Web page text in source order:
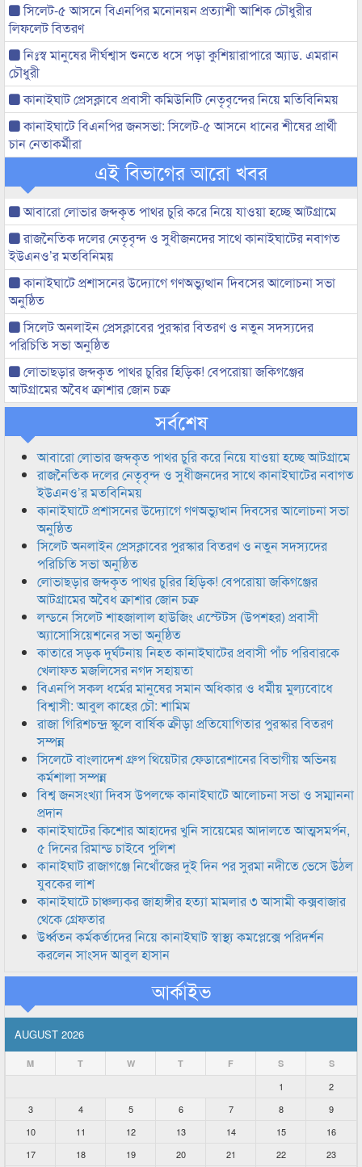
সিলেট-৫ আসনে বিএনপির মনোনয়ন প্রত্যাশী আশিক চৌধুরীর
লিফলেট বিতরণ
নিঃস্ব মানুষের দীর্ঘশ্বাস শুনতে ধসে পড়া কুশিয়ারাপারে অ্যাড. এমরান
চৌধুরী
কানাইঘাট প্রেসক্লাবে প্রবাসী কমিউনিটি নেতৃবৃন্দের নিয়ে মতিবিনিময়
কানাইঘাটে বিএনপির জনসভা: সিলেট-৫ আসনে ধানের শীষের প্রার্থী
চান নেতাকর্মীরা
এই বিভাগের আরো খবর
আবারো লোভার জব্দকৃত পাথর চুরি করে নিয়ে যাওয়া হচ্ছে আটগ্রামে
রাজনৈতিক দলের নেতৃবৃন্দ ও সুধীজনদের সাথে কানাইঘাটের নবাগত
ইউএনও’র মতবিনিময়
কানাইঘাটে প্রশাসনের উদ্যোগে গণঅভ্যুত্থান দিবসের আলোচনা সভা
অনুষ্ঠিত
সিলেট অনলাইন প্রেসক্লাবের পুরস্কার বিতরণ ও নতুন সদস্যদের
পরিচিতি সভা অনুষ্ঠিত
লোভাছড়ার জব্দকৃত পাথর চুরির হিড়িক! বেপরোয়া জকিগঞ্জের
আটগ্রামের অবৈধ ক্রাশার জোন চক্র
সর্বশেষ
আবারো লোভার জব্দকৃত পাথর চুরি করে নিয়ে যাওয়া হচ্ছে আটগ্রামে
রাজনৈতিক দলের নেতৃবৃন্দ ও সুধীজনদের সাথে কানাইঘাটের নবাগত
ইউএনও’র মতবিনিময়
কানাইঘাটে প্রশাসনের উদ্যোগে গণঅভ্যুত্থান দিবসের আলোচনা সভা
অনুষ্ঠিত
সিলেট অনলাইন প্রেসক্লাবের পুরস্কার বিতরণ ও নতুন সদস্যদের
পরিচিতি সভা অনুষ্ঠিত
লোভাছড়ার জব্দকৃত পাথর চুরির হিড়িক! বেপরোয়া জকিগঞ্জের
আটগ্রামের অবৈধ ক্রাশার জোন চক্র
লন্ডনে সিলেট শাহজালাল হাউজিং এস্টেটস (উপশহর) প্রবাসী
অ্যাসোসিয়েশনের সভা অনুষ্ঠিত
কাতারে সড়ক দুর্ঘটনায় নিহত কানাইঘাটের প্রবাসী পাঁচ পরিবারকে
খেলাফত মজলিসের নগদ সহায়তা
বিএনপি সকল ধর্মের মানুষের সমান অধিকার ও ধর্মীয় মুল্যবোধে
বিশ্বাসী: আবুল কাহের চৌ: শামিম
রাজা গিরিশচন্দ্র স্কুলে বার্ষিক ক্রীড়া প্রতিযোগিতার পুরস্কার বিতরণ
সম্পন্ন
সিলেটে বাংলাদেশ গ্রুপ থিয়েটার ফেডারেশানের বিভাগীয় অভিনয়
কর্মশালা সম্পন্ন
বিশ্ব জনসংখ্যা দিবস উপলক্ষে কানাইঘাটে আলোচনা সভা ও সম্মাননা
প্রদান
কানাইঘাটের কিশোর আহাদের খুনি সায়েমের আদালতে আত্মসমর্পন,
৫ দিনের রিমান্ড চাইবে পুলিশ
কানাইঘাট রাজাগঞ্জে নিখোঁজের দুই দিন পর সুরমা নদীতে ভেসে উঠল
যুবকের লাশ
কানাইঘাটে চাঞ্চল্যকর জাহাঙ্গীর হত্যা মামলার ৩ আসামী কক্সবাজার
থেকে গ্রেফতার
উর্ধ্বতন কর্মকর্তাদের নিয়ে কানাইঘাট স্বাস্থ্য কমপ্লেক্সে পরিদর্শন
করলেন সাংসদ আবুল হাসান
আর্কাইভ
AUGUST 2026
M T W T F S S
1
2
3
4 5 6 7 8
9
10
11 12 13 14 15
16
17
18 19 20 21 22 23